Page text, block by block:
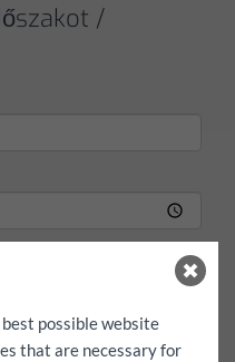
/
possible website
that are necessary for